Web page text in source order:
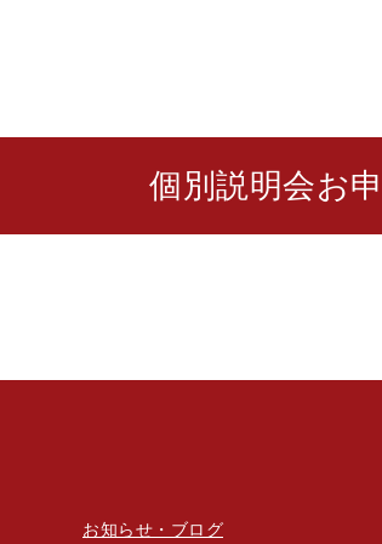
個別説明会お
お知らせ・ブログ